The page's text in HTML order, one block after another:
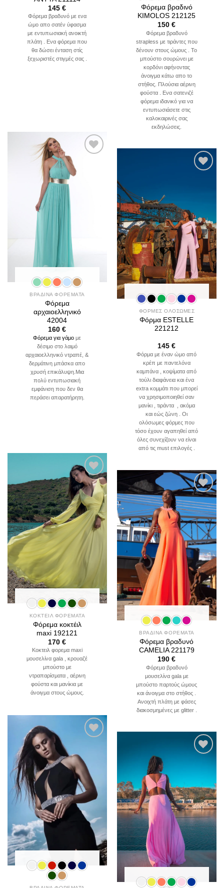
145€
Φόρεμα βραδυνό με ενα
ώμο απο σατέν ύφασμα
με εντυπωσιακή ανοικτή
πλάτη . Ενα φόρεμα που
θα δώσει ένταση στίς
ξεχωριστές στιγμές σας .
Φόρεμα βραδινό
KIMOLOS 212125
150€
Φόρεμα βραδυνό
strapless με τιράντες που
δένουν στους ώμους . Το
μπούστο σουρώνει με
κορδόνι αφήνοντας
άνοιγμα κάτω απο το
στήθος. Πλούσια αέρινη
φούστα . Ενα σατενιζέ
φόρεμα ιδανικό για να
εντυπωσιάσετε στις
καλοκαιρινές σας
εκδηλώσεις.
ΒΡΑΔΙΝΑ ΦΟΡΕΜΑΤΑ
Φόρεμα
αρχαιοελληνικό
42004
160€
Φόρεμα για γάμο με
δέσιμο στο λαιμό
αρχαιοελληνικό ντραπέ, &
δερμάτινη μπάσκα απο
χρυσή επικάλυψη.Μια
πολύ εντυπωσιακή
εμφάνιση που δεν θα
περάσει απαρατήρητη.
ΦΟΡΜΕΣ ΟΛΟΣΩΜΕΣ
Φόρμα ESTELLE
221212
145€
Φόρμα με έναν ώμο από
κρέπ με παντελόνα
καμπάνα , κοψίματα από
τούλι διαφάνεια και ένα
extra κομμάτι που μπορεί
να χρησιμοποιηθεί σαν
μανίκι , τιράντα , ακόμα
και εώς ζώνη . Οι
ολόσωμες φόρμες που
τόσο έχουν αγαπηθεί από
όλες συνεχίζουν να είναι
από τις must επιλογές .
Add to
wishlist
ΚΟΚΤΕΙΛ ΦΟΡΕΜΑΤΑ
Φόρεμα κοκτέιλ
maxi 192121
170€
Κοκτειλ φορεμα maxi
μουσελίνα gala , κρουαζέ
μπούστο με
ντραπαρίσματα , αέρινη
φούστα και μανίκια με
άνοιγμα στους ώμους.
Add to
wishlist
ΒΡΑΔΙΝΑ ΦΟΡΕΜΑΤΑ
Φόρεμα βραδυνό
CAMELIA 221179
190€
Φόρεμα βραδυνό
μουσελίνα gala με
μπούστο παρτούς ώμους
και άνοιγμα στο στήθος .
Ανοιχτή πλάτη με φάσες
διακοσμημένες με glitter .
wishlist